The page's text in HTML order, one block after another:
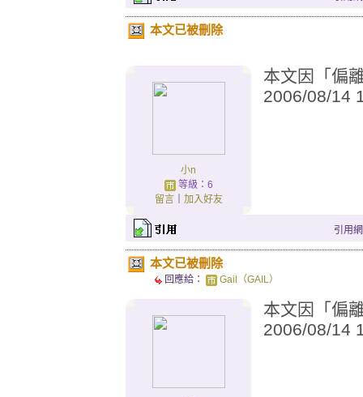
本文已被刪除
小n
等級：6
留言｜ 加入好友
本文因「偏
2006/08/14
引用
本文已被刪除
回應給： Gail（GAIL）
本文因「偏
2006/08/14